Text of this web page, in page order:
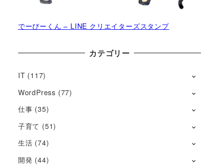
でーびーくん – LINE クリエイターズスタンプ
カテゴリー
IT (117)
WordPress (77)
仕事 (35)
子育て (51)
生活 (74)
開発 (44)